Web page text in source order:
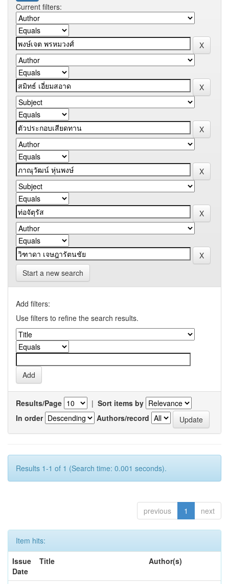
Current filters:
Start a new search
Add filters:
Use filters to refine the search results.
Results/Page | Sort items by
In order
Authors/record
Results 1-1 of 1 (Search time: 0.001 seconds).
previous 1 next
Item hits:
Issue
Date
Title Author(s)